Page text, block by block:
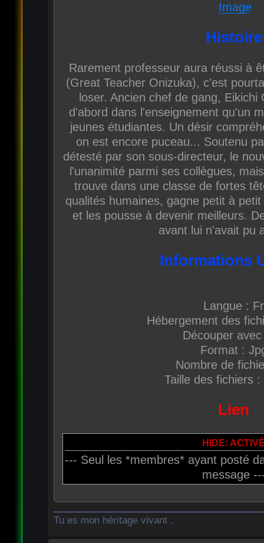
Histoire
Rarement professeur aura réussi à
(Great Teacher Onizuka), c'est
loser. Ancien chef de gang,
d'abord dans l'enseignement qu'un
jeunes étudiantes. Un désir
on est encore puceau... Soutenu
détesté par son sous-directeur, le
l'unanimité parmi ses collègues,
trouve dans une classe de fortes
qualités humaines, gagne petit à
et les pousse à devenir meilleurs.
avant lui n'avait pu
Informations
Langue : Fr
Hébergement des
Découper
Format :
Nombre de
Taille des fichiers
Lien
HIDE:
--- Seul les *membres* ayant posté
message
Tu es mon héritage vivant .